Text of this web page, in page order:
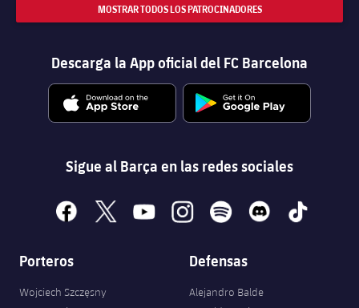
MOSTRAR TODOS LOS PATROCINADORES
Descarga la App oficial del FC Barcelona
Sigue al Barça en las redes sociales
facebook
x youtubeinstagramspotify discord tiktok
Porteros
Wojciech Szczęsny
Defensas
Alejandro Balde